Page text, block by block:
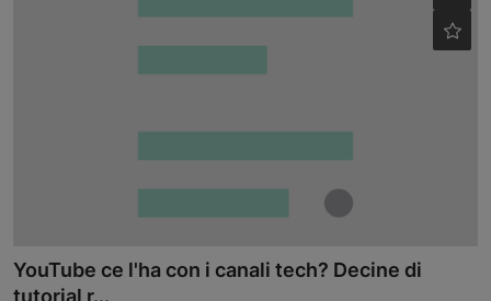
YouTube ce l'ha con i canali tech? Decine di
tutorial r...